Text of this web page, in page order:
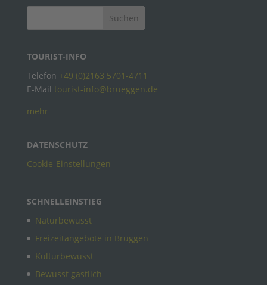
TOURIST-INFO
Telefon +49 (0)2163 5701-4711
E-Mail tourist-info@brueggen.de
mehr
DATENSCHUTZ
Cookie-Einstellungen
SCHNELLEINSTIEG
Naturbewusst
Freizeitangebote in Brüggen
Kulturbewusst
Bewusst gastlich